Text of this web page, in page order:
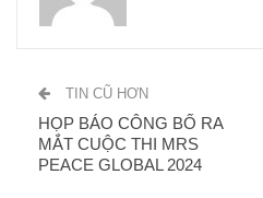
TIN CŨ HƠN
HỌP BÁO CÔNG BỐ RA
MẮT CUỘC THI MRS
PEACE GLOBAL 2024